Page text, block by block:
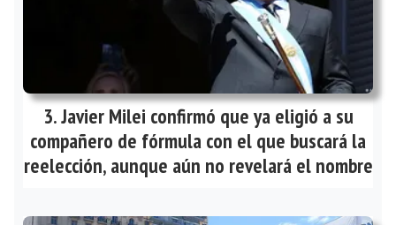
Javier Milei confirmó que ya eligió a su
compañero de fórmula con el que buscará la
reelección, aunque aún no revelará el nombre